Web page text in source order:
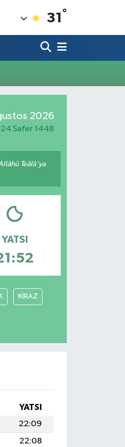
31 °
2026
24 Safer 1448
Teâlâ'ya
YATSI
KİRAZ
YATSI
22:09
22:08